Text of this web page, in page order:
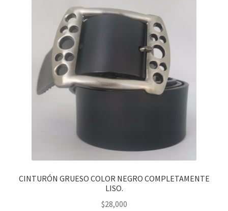
CINTURÓN GRUESO COLOR NEGRO COMPLETAMENTE
LISO.
$28,000